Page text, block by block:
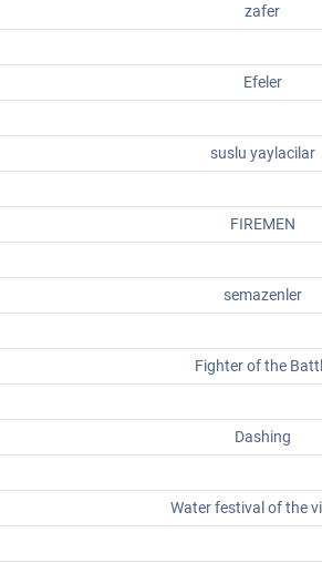
zafer
Efeler
suslu yaylacilar
FIREMEN
semazenler
Fighter of the
Dashing
Water festival of the